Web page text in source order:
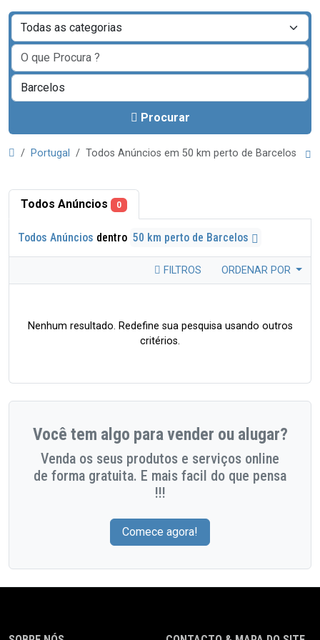
Procurar
Portugal Todos Anúncios em 50 km perto de Barcelos
Todos Anúncios 0
Todos Anúncios dentro 50 km perto de Barcelos
FILTROS ORDENAR POR
Nenhum resultado. Redefine sua pesquisa usando outros
critérios.
Você tem algo para vender ou alugar?
Venda os seus produtos e serviços online
de forma gratuita. E mais facil do que pensa
!!!
Comece agora!